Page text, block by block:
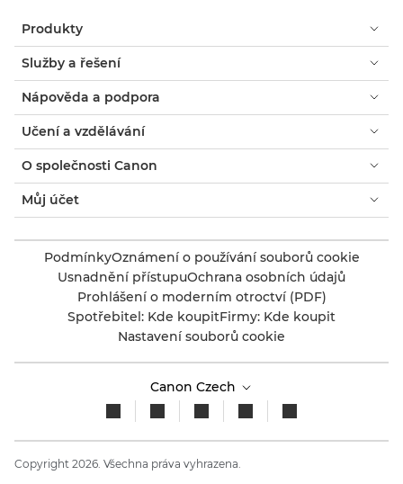
Produkty
Služby a řešení
Nápověda a podpora
Učení a vzdělávání
O společnosti Canon
Můj účet
PodmínkyOznámení o používání souborů cookie
Usnadnění přístupuOchrana osobních údajů
Prohlášení o moderním otroctví (PDF)
Spotřebitel: Kde koupitFirmy: Kde koupit
Nastavení souborů cookie
Canon Czech
Copyright 2026. Všechna práva vyhrazena.